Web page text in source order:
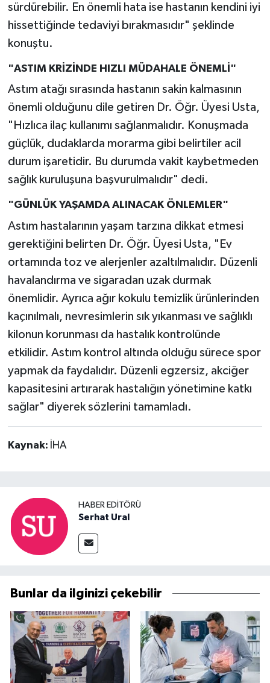
sürdürebilir. En önemli hata ise hastanın kendini iyi
hissettiğinde tedaviyi bırakmasıdır" şeklinde
konuştu.
"ASTIM KRİZİNDE HIZLI MÜDAHALE ÖNEMLİ"
Astım atağı sırasında hastanın sakin kalmasının
önemli olduğunu dile getiren Dr. Öğr. Üyesi Usta,
"Hızlıca ilaç kullanımı sağlanmalıdır. Konuşmada
güçlük, dudaklarda morarma gibi belirtiler acil
durum işaretidir. Bu durumda vakit kaybetmeden
sağlık kuruluşuna başvurulmalıdır" dedi.
"GÜNLÜK YAŞAMDA ALINACAK ÖNLEMLER"
Astım hastalarının yaşam tarzına dikkat etmesi
gerektiğini belirten Dr. Öğr. Üyesi Usta, "Ev
ortamında toz ve alerjenler azaltılmalıdır. Düzenli
havalandırma ve sigaradan uzak durmak
önemlidir. Ayrıca ağır kokulu temizlik ürünlerinden
kaçınılmalı, nevresimlerin sık yıkanması ve sağlıklı
kilonun korunması da hastalık kontrolünde
etkilidir. Astım kontrol altında olduğu sürece spor
yapmak da faydalıdır. Düzenli egzersiz, akciğer
kapasitesini artırarak hastalığın yönetimine katkı
sağlar" diyerek sözlerini tamamladı.
Kaynak: İHA
HABER EDITÖRÜ
Serhat Ural
Bunlar da ilginizi çekebilir